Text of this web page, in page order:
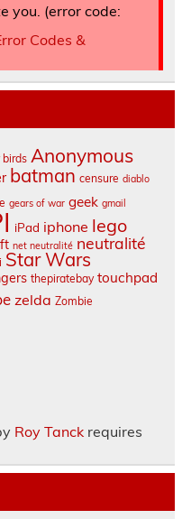
you. (error code:
Codes &
birds Anonymous
batman censure diablo
gears of war geek gmail
iPad iphone lego
net neutralité neutralité
Star Wars
thepiratebay touchpad
zelda Zombie
Roy Tanckrequires